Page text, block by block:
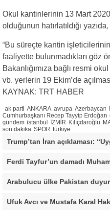
Okul kantinlerinin 13 Mart
olduğunun hatırlatıldığı
“Bu süreçte kantin
faaliyette bulunmadıkları göz
Bakanlığımıza bağlı resmi
vb. yerlerin 19 Ekim’de
KAYNAK: TRT HABER
ak parti ANKARA avrupa Azerbaycan
Cumhurbaşkanı Recep Tayyip Erdoğan
gündem istanbul İZMİR Kılıçdaroğlu
son dakika SPOR türkiye
Ferdi Tayfur’un damadı